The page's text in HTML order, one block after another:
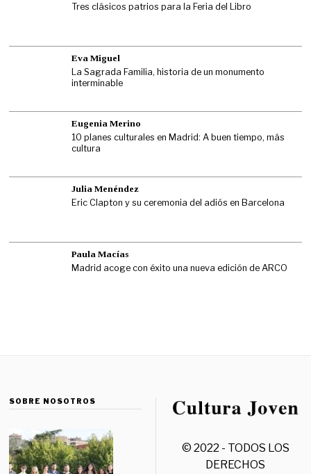
Tres clásicos patrios para la Feria del Libro
Eva Miguel
La Sagrada Familia, historia de un monumento
interminable
Eugenia Merino
10 planes culturales en Madrid: A buen tiempo, más
cultura
Julia Menéndez
Eric Clapton y su ceremonia del adiós en Barcelona
Paula Macías
Madrid acoge con éxito una nueva edición de ARCO
SOBRE NOSOTROS
© 2022 - TODOS LOS
DERECHOS